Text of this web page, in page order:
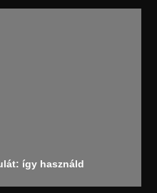
így használd